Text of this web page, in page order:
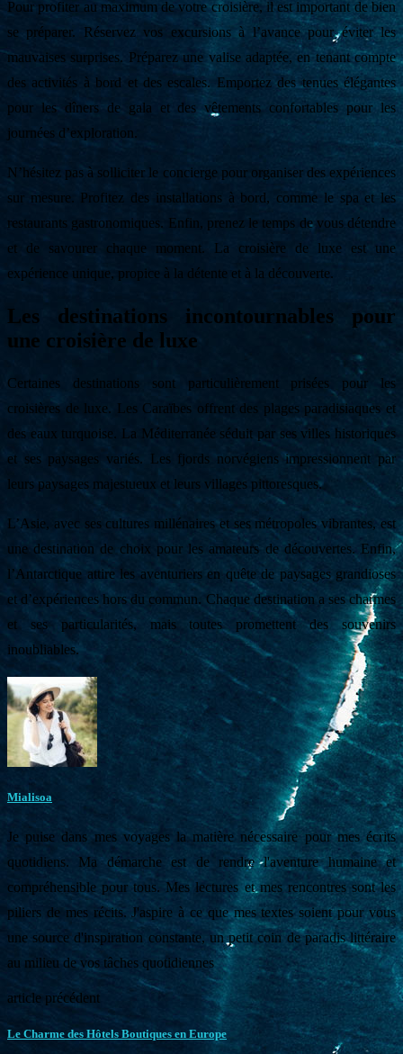
Pour profiter au maximum de votre croisière, il est important de bien
se préparer. Réservez vos excursions à l’avance pour éviter les
mauvaises surprises. Préparez une valise adaptée, en tenant compte
des activités à bord et des escales. Emportez des tenues élégantes
pour les dîners de gala et des vêtements confortables pour les
journées d’exploration.
N’hésitez pas à solliciter le concierge pour organiser des expériences
sur mesure. Profitez des installations à bord, comme le spa et les
restaurants gastronomiques. Enfin, prenez le temps de vous détendre
et de savourer chaque moment. La croisière de luxe est une
expérience unique, propice à la détente et à la découverte.
Les destinations incontournables pour
une croisière de luxe
Certaines destinations sont particulièrement prisées pour les
croisières de luxe. Les Caraïbes offrent des plages paradisiaques et
des eaux turquoise. La Méditerranée séduit par ses villes historiques
et ses paysages variés. Les fjords norvégiens impressionnent par
leurs paysages majestueux et leurs villages pittoresques.
L’Asie, avec ses cultures millénaires et ses métropoles vibrantes, est
une destination de choix pour les amateurs de découvertes. Enfin,
l’Antarctique attire les aventuriers en quête de paysages grandioses
et d’expériences hors du commun. Chaque destination a ses charmes
et ses particularités, mais toutes promettent des souvenirs
inoubliables.
Mialisoa
Je puise dans mes voyages la matière nécessaire pour mes écrits
quotidiens. Ma démarche est de rendre l'aventure humaine et
compréhensible pour tous. Mes lectures et mes rencontres sont les
piliers de mes récits. J'aspire à ce que mes textes soient pour vous
une source d'inspiration constante, un petit coin de paradis littéraire
au milieu de vos tâches quotidiennes
article précédent
Le Charme des Hôtels Boutiques en Europe